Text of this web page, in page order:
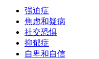
强迫症
焦虑和疑病
社交恐惧
抑郁症
自卑和自信